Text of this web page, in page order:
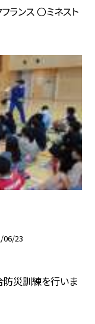
ランス 〇ミネスト
06/23
防災訓練を行いま